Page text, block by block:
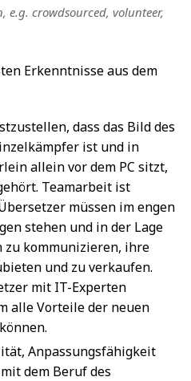
crowdsourced, volunteer,
Erkenntnisse aus dem
dass das Bild des
ist und in
allein vor dem PC sitzt,
Teamarbeit ist
müssen im engen
stehen und in der Lage
zu kommunizieren, ihre
und zu verkaufen.
mit IT-Experten
alle Vorteile der neuen
Anpassungsfähigkeit
dem Beruf des